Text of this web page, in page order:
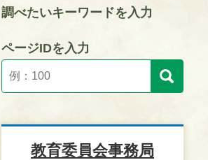
調べたいキーワードを入力
ページIDを入力
教育委員会事務局